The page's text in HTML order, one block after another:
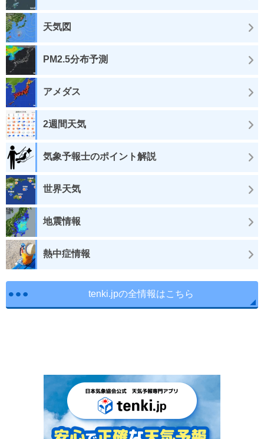
天気図
PM2.5分布予測
アメダス
2週間天気
気象予報士のポイント解説
世界天気
地震情報
熱中症情報
tenki.jpの全情報はこちら